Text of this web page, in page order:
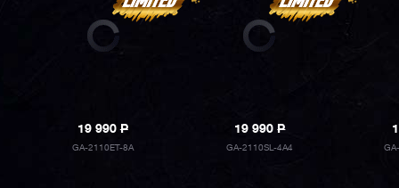
19 990P
GA-2110ET-8A
19 990P
GA-2110SL-4A4